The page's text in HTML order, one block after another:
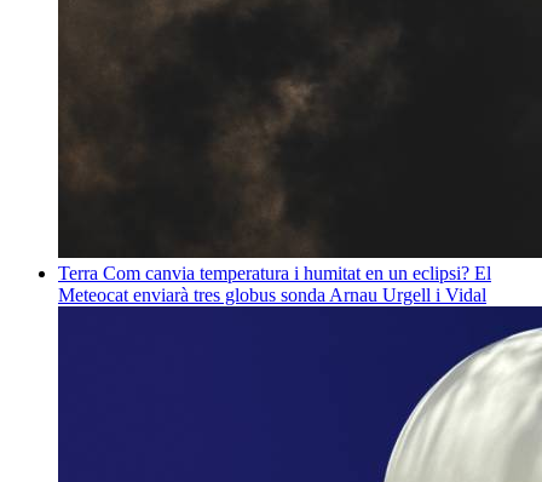
Terra Com canvia temperatura i humitat en un eclipsi? El
Meteocat enviarà tres globus sonda Arnau Urgell i Vidal